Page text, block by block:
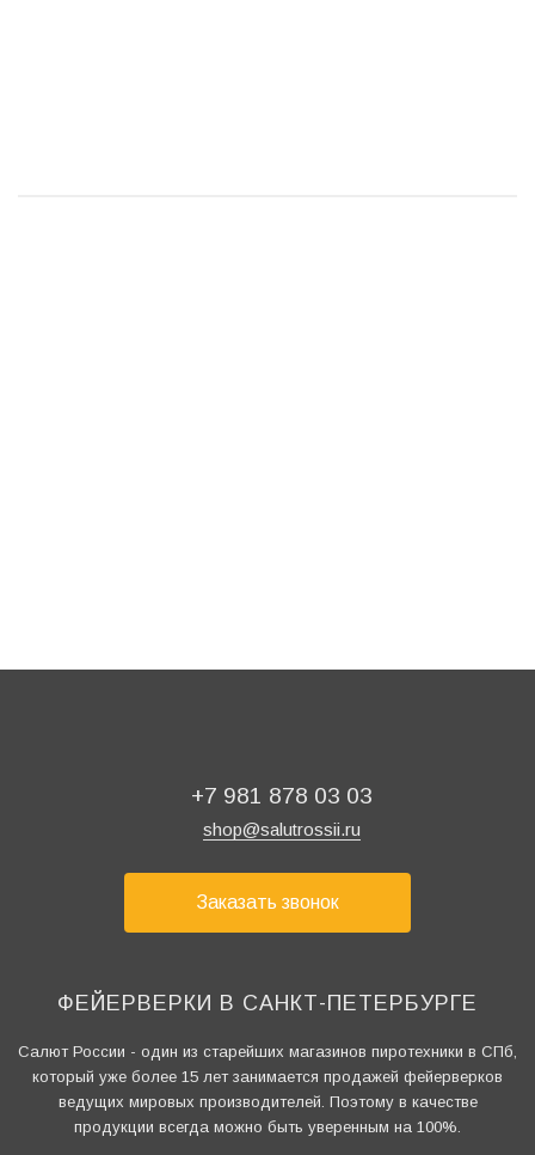
+7 981 878 03 03
shop@salutrossii.ru
Заказать звонок
ФЕЙЕРВЕРКИ В САНКТ-ПЕТЕРБУРГЕ
Салют России - один из старейших магазинов пиротехники в СПб,
который уже более 15 лет занимается продажей фейерверков
ведущих мировых производителей. Поэтому в качестве
продукции всегда можно быть уверенным на 100%.